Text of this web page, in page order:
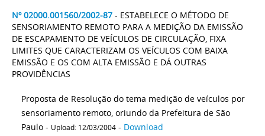
Nº 02000.001560/2002-87 - ESTABELECE O MÉTODO DE
SENSORIAMENTO REMOTO PARA A MEDIÇÃO DA EMISSÃO
DE ESCAPAMENTO DE VEÍCULOS DE CIRCULAÇÃO, FIXA
LIMITES QUE CARACTERIZAM OS VEÍCULOS COM BAIXA
EMISSÃO E OS COM ALTA EMISSÃO E DÁ OUTRAS
PROVIDÊNCIAS
Proposta de Resolução do tema medição de veículos por
sensoriamento remoto, oriundo da Prefeitura de São
Paulo - Upload: 12/03/2004 - Download